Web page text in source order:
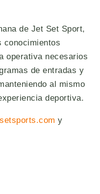
de Jet Set Sport,
conocimientos
operativa necesarios
de entradas y
al mismo
deportiva.
y